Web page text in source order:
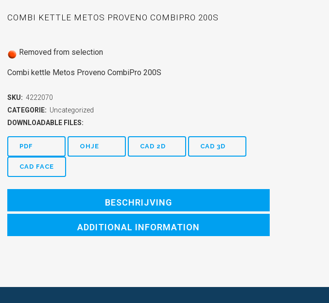
COMBI KETTLE METOS PROVENO COMBIPRO 200S
Removed from selection
Combi kettle Metos Proveno CombiPro 200S
SKU: 4222070
CATEGORIE: Uncategorized
DOWNLOADABLE FILES:
PDF OHJE CAD 2D CAD 3D
CAD FACE
BESCHRIJVING
ADDITIONAL INFORMATION